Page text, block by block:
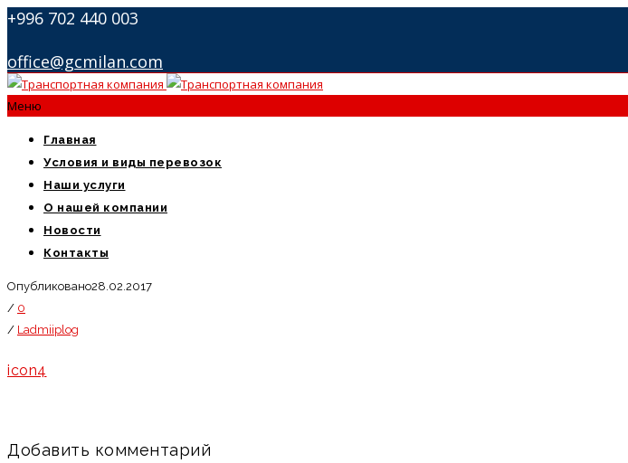
+996 702 440 003
office@gcmilan.com
Меню
Главная
Условия и виды перевозок
Наши услуги
О нашей компании
Новости
Контакты
Опубликовано28.02.2017
/ 0
/ Ladmiiplog
icon4
Добавить комментарий